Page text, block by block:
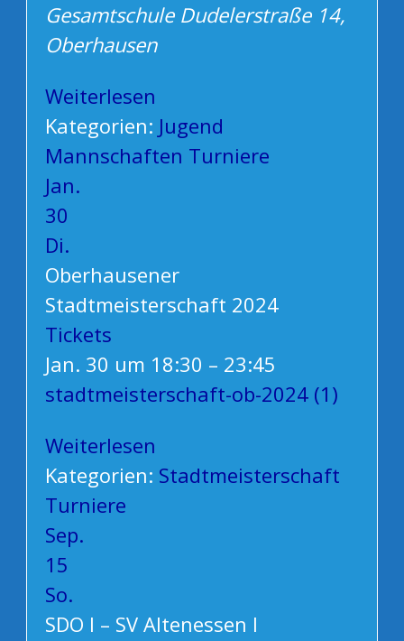
Gesamtschule Dudelerstraße 14,
Oberhausen
Weiterlesen
Kategorien: Jugend
Mannschaften Turniere
Jan.
30
Di.
Oberhausener
Stadtmeisterschaft 2024
Tickets
Jan. 30 um 18:30 – 23:45
stadtmeisterschaft-ob-2024 (1)
Weiterlesen
Kategorien: Stadtmeisterschaft
Turniere
Sep.
15
So.
SDO I – SV Altenessen I